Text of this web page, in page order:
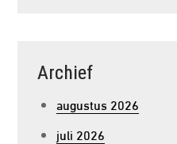
Archief
augustus 2026
juli 2026